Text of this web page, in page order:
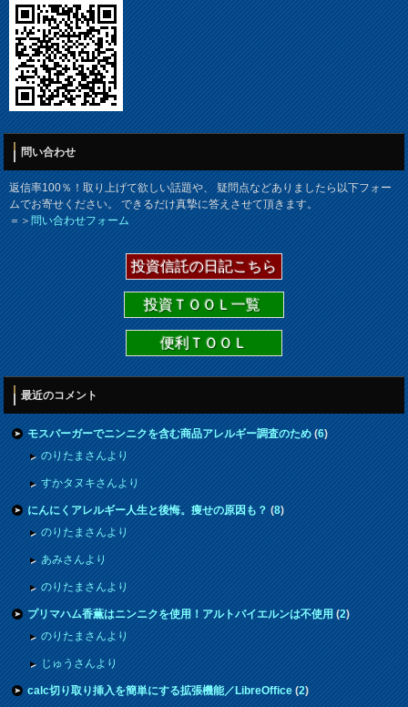
問い合わせ
返信率100％！取り上げて欲しい話題や、 疑問点などありましたら以下フォー
ムでお寄せください。 できるだけ真摯に答えさせて頂きます。
＝＞問い合わせフォーム
投資信託の日記こちら
投資ＴＯＯＬ一覧
便利ＴＯＯＬ
最近のコメント
モスバーガーでニンニクを含む商品アレルギー調査のため(6)
のりたまさんより
すかタヌキさんより
にんにくアレルギー人生と後悔。痩せの原因も？(8)
のりたまさんより
あみさんより
のりたまさんより
プリマハム香薫はニンニクを使用！アルトバイエルンは不使用(2)
のりたまさんより
じゅうさんより
calc切り取り挿入を簡単にする拡張機能／LibreOffice(2)